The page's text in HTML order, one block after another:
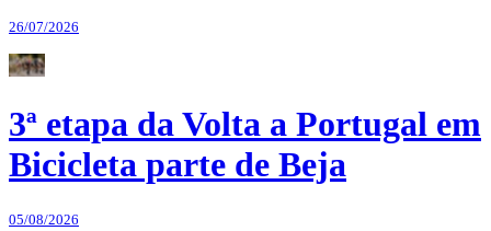
26/07/2026
3ª etapa da Volta a Portugal em
Bicicleta parte de Beja
05/08/2026